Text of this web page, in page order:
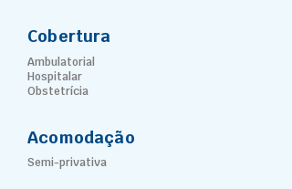
Cobertura
Ambulatorial
Hospitalar
Obstetrícia
Acomodação
Semi-privativa